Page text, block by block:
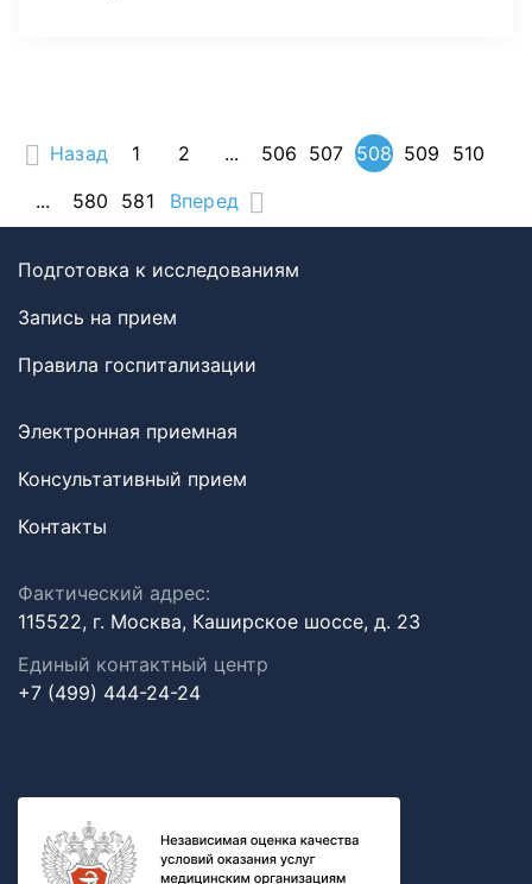
Назад 1 2 ... 506 507 508 509
510
...
580 581 Вперед
Подготовка к исследованиям
Запись на прием
Правила госпитализации
Электронная приемная
Консультативный прием
Контакты
Фактический адрес:
115522, г. Москва, Каширское шоссе, д. 23
Единый контактный центр
+7 (499) 444-24-24